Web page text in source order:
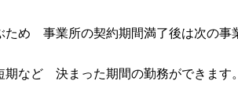
め 事業所の契約期間満了後は次の事
など 決まった期間の勤務ができます